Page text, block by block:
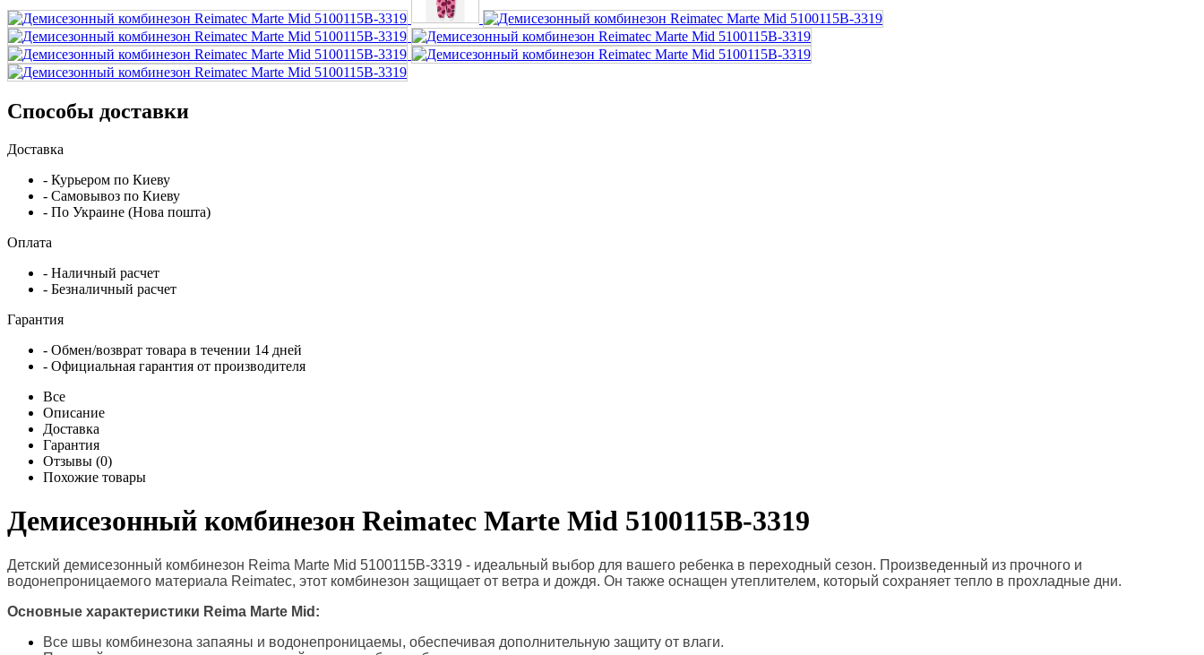
Способы доставки
Доставка
- Курьером по Киеву
- Самовывоз по Киеву
- По Украине (Нова пошта)
Оплата
- Наличный расчет
- Безналичный расчет
Гарантия
- Обмен/возврат товара в течении 14 дней
- Официальная гарантия от производителя
Все
Описание
Доставка
Гарантия
Отзывы (0)
Похожие товары
Демисезонный комбинезон Reimatec Marte Mid 5100115B-3319
Детский демисезонный комбинезон Reima Marte Mid 5100115B-3319 - идеальный выбор для вашего ребенка в переходный сезон. Произведенный из прочного и
водонепроницаемого материала Reimatec, этот комбинезон защищает от ветра и дождя. Он также оснащен утеплителем, который сохраняет тепло в прохладные дни.
Основные характеристики Reima Marte Mid :
Все швы комбинезона запаяны и водонепроницаемы, обеспечивая дополнительную защиту от влаги.